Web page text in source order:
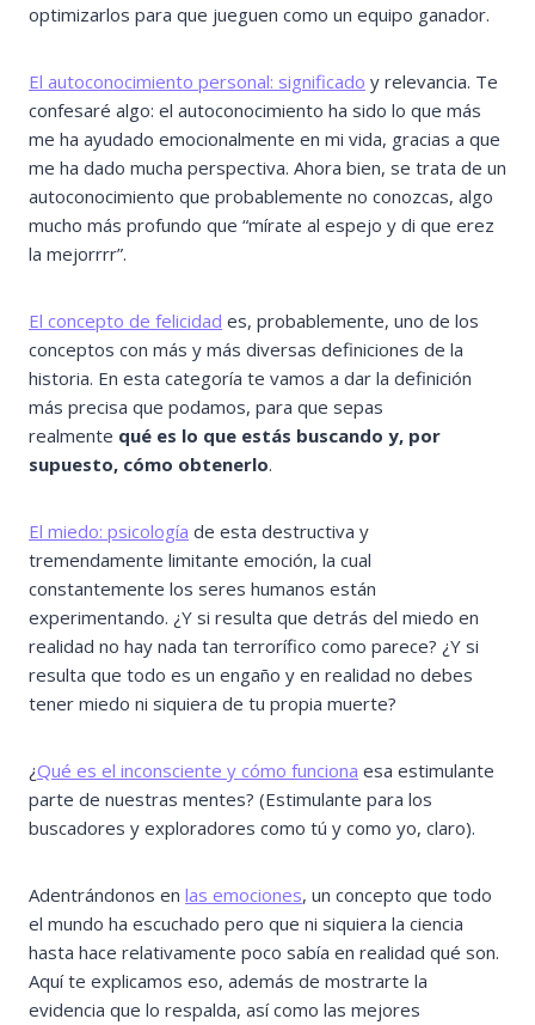
optimizarlos para que jueguen como un equipo ganador.
El autoconocimiento personal: significado y relevancia. Te
confesaré algo: el autoconocimiento ha sido lo que más
me ha ayudado emocionalmente en mi vida, gracias a que
me ha dado mucha perspectiva. Ahora bien, se trata de un
autoconocimiento que probablemente no conozcas, algo
mucho más profundo que “mírate al espejo y di que erez
la mejorrrr”.
El concepto de felicidad es, probablemente, uno de los
conceptos con más y más diversas definiciones de la
historia. En esta categoría te vamos a dar la definición
más precisa que podamos, para que sepas
realmente qué es lo que estás buscando y, por
supuesto, cómo obtenerlo.
El miedo: psicología de esta destructiva y
tremendamente limitante emoción, la cual
constantemente los seres humanos están
experimentando. ¿Y si resulta que detrás del miedo en
realidad no hay nada tan terrorífico como parece? ¿Y si
resulta que todo es un engaño y en realidad no debes
tener miedo ni siquiera de tu propia muerte?
¿Qué es el inconsciente y cómo funciona esa estimulante
parte de nuestras mentes? (Estimulante para los
buscadores y exploradores como tú y como yo, claro).
Adentrándonos en las emociones, un concepto que todo
el mundo ha escuchado pero que ni siquiera la ciencia
hasta hace relativamente poco sabía en realidad qué son.
Aquí te explicamos eso, además de mostrarte la
evidencia que lo respalda, así como las mejores